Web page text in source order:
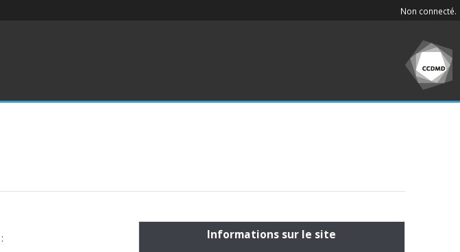
Non connecté.
:
Informations sur le site